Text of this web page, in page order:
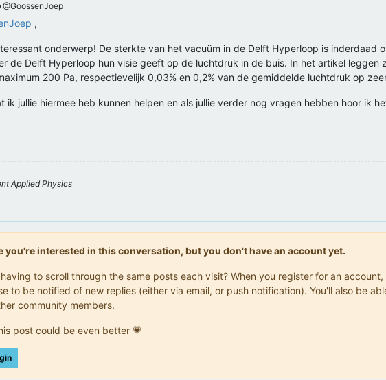
@GoossenJoep
,
onderwerp! De sterkte van het vacuüm in de Delft Hyperloop is inderdaad
de Delft Hyperloop hun visie geeft op de luchtdruk in de buis. In het artikel
200 Pa, respectievelijk 0,03% en 0,2% van de gemiddelde luchtdruk op
ik jullie hiermee heb kunnen helpen en als jullie verder nog vragen hebben hoor ik
Applied Physics
you're interested in this conversation, but you don't have an account yet.
to scroll through the same posts each visit? When you register for an
to be notified of new replies (either via email, or push notification). You'll also be
community members.
post could be even better 💗